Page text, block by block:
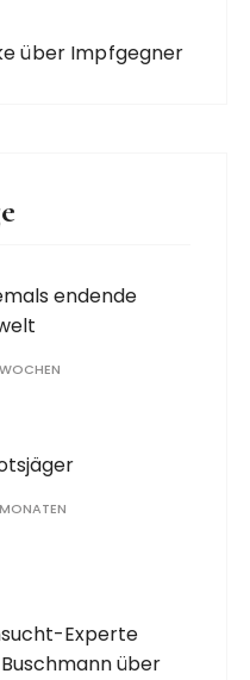
über Impfgegner
endende
Experte
über